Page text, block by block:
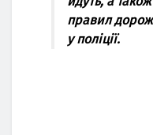
правил
у поліції.